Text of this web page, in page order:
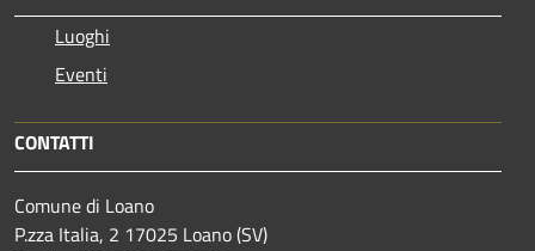
Luoghi
Eventi
CONTATTI
Comune di Loano
P.zza Italia, 2 17025 Loano (SV)